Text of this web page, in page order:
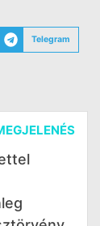
Telegram